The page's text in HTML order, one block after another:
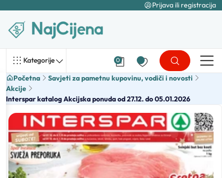
Prijava ili registracija
Kategorije 0
Početna
Savjeti za pametnu kupovinu, vodiči i novosti
Akcije
Interspar katalog Akcijska ponuda od 27.12. do 05.01.2026